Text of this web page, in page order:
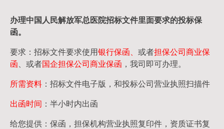
办理中国人民解放军总医院招标文件里面要求的投标保
函。
要求：招标文件要求使用银行保函、 或者担保公司商业保
函 、或者国企担保公司商业保函 ，我司即可办理。
所需资料 ：招标文件电子版，和投标公司营业执照扫描件
出函时间 ：半小时内出函
给您提供：保函，担保机构营业执照复印件，资质证书复